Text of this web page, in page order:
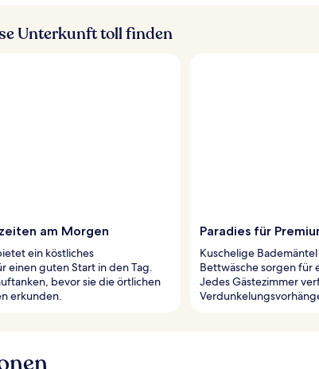
Unterkunft toll finden
am Morgen
ein köstliches
einen guten Start in den Tag.
bevor sie die örtlichen
erkunden.
Paradies für
Kuschelige
Bettwäsche sorgen für
Jedes Gästezimmer